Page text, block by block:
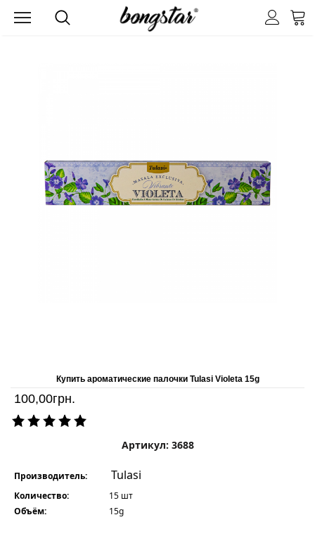
Купить ароматические палочки Tulasi Violeta 15g
100,00грн.
Артикул: 3688
Производитель: Tulasi
Количество:
15 шт
Объём:
15g